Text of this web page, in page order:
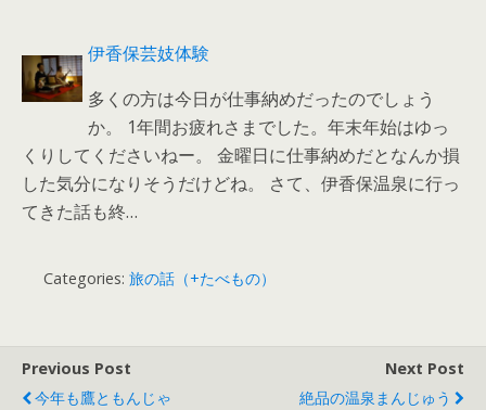
伊香保芸妓体験
多くの方は今日が仕事納めだったのでしょう
か。 1年間お疲れさまでした。年末年始はゆっ
くりしてくださいねー。 金曜日に仕事納めだとなんか損
した気分になりそうだけどね。 さて、伊香保温泉に行っ
てきた話も終…
Categories: 旅の話（+たべもの）
Previous Post
今年も鷹ともんじゃ
Next Post
絶品の温泉まんじゅう